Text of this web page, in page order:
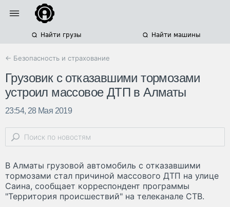
Найти грузы Найти машины
← Безопасность и страхование
Грузовик с отказавшими тормозами
устроил массовое ДТП в Алматы
23:54, 28 Мая 2019
В Алматы грузовой автомобиль с отказавшими
тормозами стал причиной массового ДТП на улице
Саина, сообщает корреспондент программы
"Территория происшествий" на телеканале СТВ.